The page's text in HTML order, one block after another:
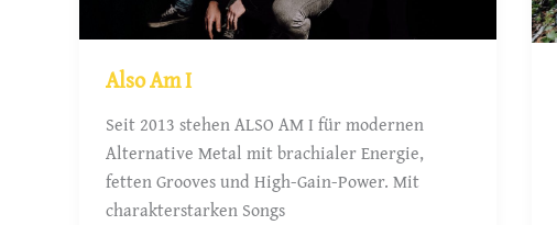
Also Am I
Seit 2013 stehen ALSO AM I für modernen
Alternative Metal mit brachialer Energie,
fetten Grooves und High-Gain-Power. Mit
charakterstarken Songs